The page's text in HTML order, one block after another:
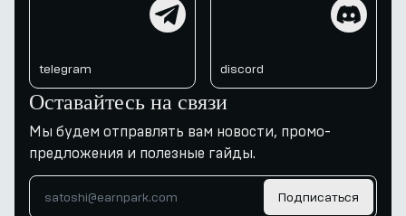
telegram discord
Оставайтесь на связи
Мы будем отправлять вам новости, промо-
предложения и полезные гайды.
Подписаться